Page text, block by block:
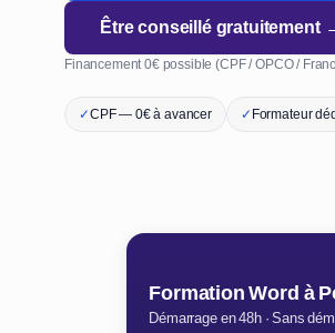
Être conseillé gratuitement
Financement 0€ possible (CPF / OPCO /
✓CPF — 0€ à avancer ✓Formateur
Formation Word à
Démarrage en 48h · Sans